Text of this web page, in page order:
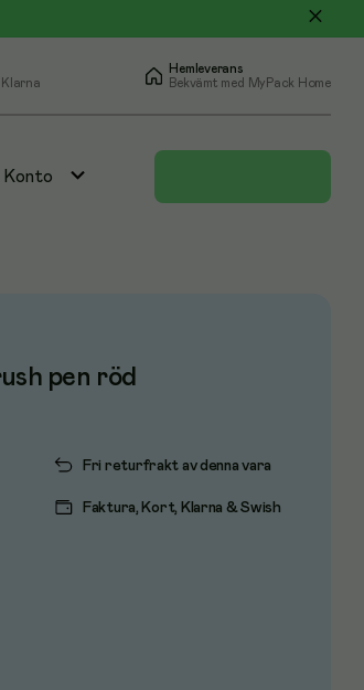
Klarna
Hemleverans
Bekvämt med MyPack Home
Konto
pen röd
Fri returfrakt av denna vara
Faktura, Kort, Klarna & Swish